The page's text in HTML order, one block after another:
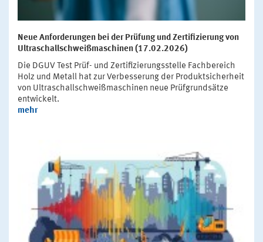
Neue Anforderungen bei der Prüfung und Zertifizierung von
Ultraschallschweißmaschinen (17.02.2026)
Die DGUV Test Prüf- und Zertifizierungsstelle Fachbereich
Holz und Metall hat zur Verbesserung der Produktsicherheit
von Ultraschallschweißmaschinen neue Prüfgrundsätze
entwickelt.
mehr